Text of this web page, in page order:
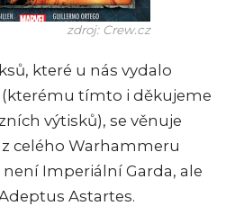
zdroj: Crew.cz
které u nás vydalo
tímto i děkujeme
výtisků), se věnuje
celého Warhammeru
Imperiální Garda, ale
Astartes.